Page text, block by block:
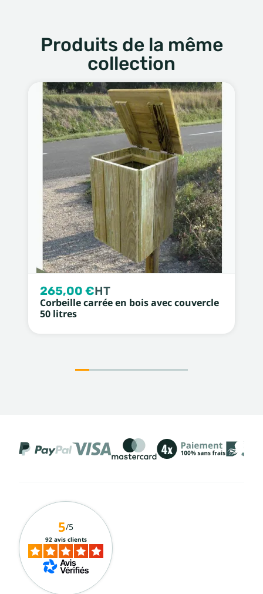
Produits de la même
collection
265,00 €HT
Corbeille carrée en bois avec couvercle
50 litres
5/5
92 avis clients